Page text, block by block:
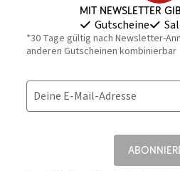
Mit Newsletter
Gutscheine
*30 Tage gültig nach Newsletter-
anderen Gutscheinen kombinierbar
Deine E-Mail-Adresse